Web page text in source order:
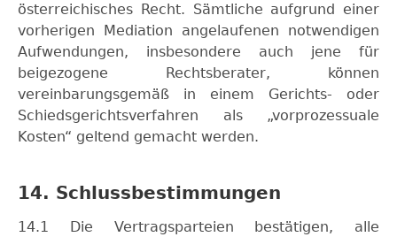
österreichisches Recht. Sämtliche aufgrund einer
vorherigen Mediation angelaufenen notwendigen
Aufwendungen, insbesondere auch jene für
beigezogene Rechtsberater, können
vereinbarungsgemäß in einem Gerichts- oder
Schiedsgerichtsverfahren als „vorprozessuale
Kosten“ geltend gemacht werden.
14. Schlussbestimmungen
14.1 Die Vertragsparteien bestätigen, alle